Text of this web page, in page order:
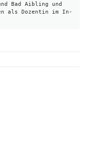
Bad Aibling und
als Dozentin im In-